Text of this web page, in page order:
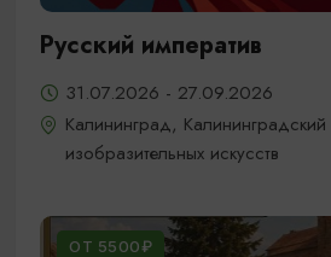
Русский императив
31.07.2026 - 27.09.2026
Калининград,
изобразительных искусств
ОТ 5500₽